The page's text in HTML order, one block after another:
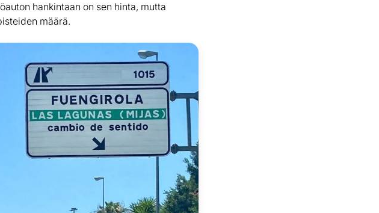
hankintaan on sen hinta, mutta
määrä.